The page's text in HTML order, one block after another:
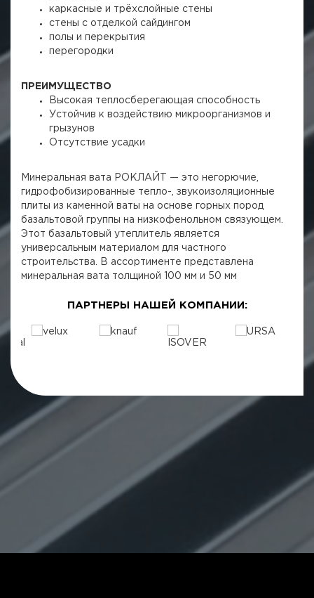
каркасные и трёхслойные стены
стены с отделкой сайдингом
полы и перекрытия
перегородки
ПРЕИМУЩЕСТВО
Высокая теплосберегающая способность
Устойчив к воздействию микроорганизмов и
грызунов
Отсутствие усадки
Минеральная вата РОКЛАЙТ — это негорючие,
гидрофобизированные тепло-, звукоизоляционные
плиты из каменной ваты на основе горных пород
базальтовой группы на низкофенольном связующем.
Этот базальтовый утеплитель является
универсальным материалом для частного
строительства. В ассортименте представлена
минеральная вата толщиной 100 мм и 50 мм
ПАРТНЕРЫ НАШЕЙ КОМПАНИИ: